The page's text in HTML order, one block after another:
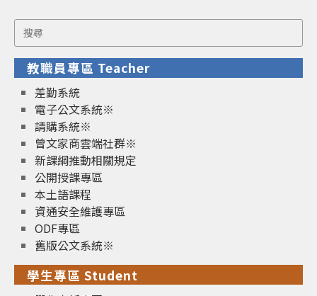
Search
for:
教職員專區 Teacher
差勤系統
電子公文系統※
請購系統※
曾文家商雲端社群※
新課綱推動相關規定
公開授課專區
本土語課程
資通安全維護專區
ODF專區
舊版公文系統※
學生專區 Student